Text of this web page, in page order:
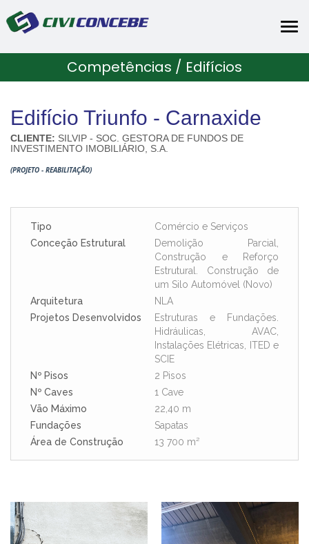
Competências / Edifícios
Edifício Triunfo - Carnaxide
CLIENTE: SILVIP - SOC. GESTORA DE FUNDOS DE
INVESTIMENTO IMOBILIÁRIO, S.A.
(PROJETO - REABILITAÇÃO)
Tipo
Comércio e Serviços
Conceção Estrutural
Demolição Parcial,
Construção e Reforço
Estrutural. Construção de
um Silo Automóvel (Novo)
Arquitetura
NLA
Projetos Desenvolvidos
Estruturas e Fundações.
Hidráulicas, AVAC,
Instalações Elétricas, ITED e
SCIE
Nº Pisos
2 Pisos
Nº Caves
1 Cave
Vão Máximo
22,40 m
Fundações
Sapatas
Área de Construção
13 700 m²